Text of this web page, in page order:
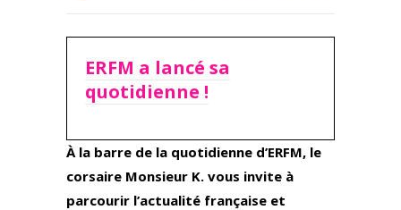
itte ar
ERFM a lancé sa
quotidienne !
À la barre de la quotidienne d’ERFM, le
corsaire Monsieur K. vous invite à
parcourir l’actualité française et